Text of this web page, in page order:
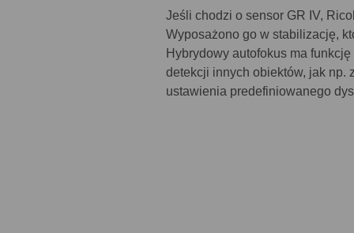
Jeśli chodzi o sensor GR IV,
Wyposażono go w stabilizację,
Hybrydowy autofokus ma
detekcji innych obiektów, jak np.
ustawienia predefiniowanego